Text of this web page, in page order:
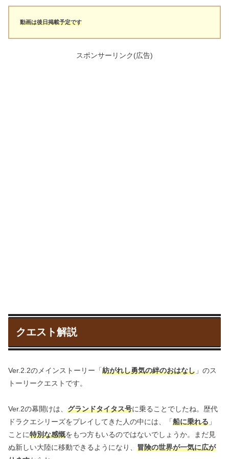
動画は後日掲載予定です
スポンサーリンク(広告)
クエスト解説
Ver.2.2のメインストーリー「紡がれし勇気の絆のおはなし 」のス
トーリークエストです。
Ver.2の幕開けは、 グランドタイタス号に乗ることでしたね。歴代
ドラクエシリーズをプレイしてきた人の中には、「船に乗れる 」
ことに特別な感慨をもつ方もいるのではないでしょうか。まだ見
ぬ新しい大陸に移動できるようになり、 冒険の世界が一気に広が